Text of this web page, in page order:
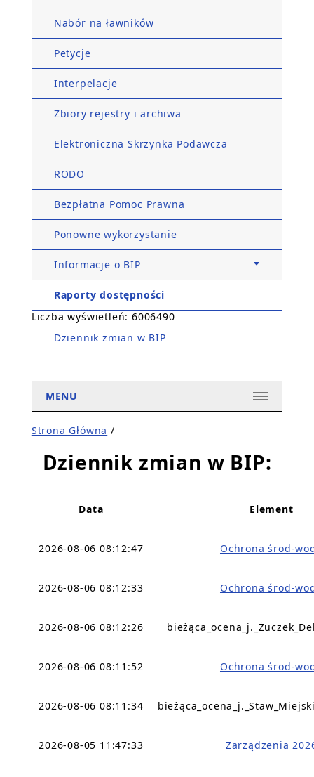
Nabór na ławników
Petycje
Interpelacje
Zbiory rejestry i archiwa
Elektroniczna Skrzynka Podawcza
RODO
Bezpłatna Pomoc Prawna
Ponowne wykorzystanie
Informacje o BIP
Raporty dostępności
Liczba wyświetleń: 6006490
Dziennik zmian w BIP
MENU
Strona Główna /
Dziennik zmian w BIP:
Data Element
2026-08-06 08:12:47 Ochrona środ-
2026-08-06 08:12:33 Ochrona środ-
2026-08-06 08:12:26
2026-08-06 08:11:52 Ochrona środ-
2026-08-06 08:11:34
2026-08-05 11:47:33 Zarządzenia